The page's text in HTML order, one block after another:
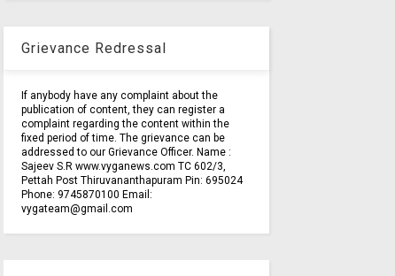
Grievance Redressal
If anybody have any complaint about the
publication of content, they can register a
complaint regarding the content within the
fixed period of time. The grievance can be
addressed to our Grievance Officer. Name :
Sajeev S.R www.vyganews.com TC 602/3,
Pettah Post Thiruvananthapuram Pin: 695024
Phone: 9745870100 Email:
vygateam@gmail.com